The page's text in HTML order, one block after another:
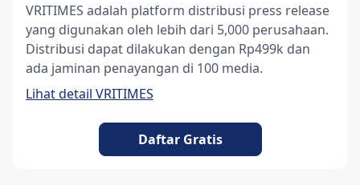
VRITIMES adalah platform distribusi press release
yang digunakan oleh lebih dari 5,000 perusahaan.
Distribusi dapat dilakukan dengan Rp499k dan
ada jaminan penayangan di 100 media.
Lihat detail VRITIMES
Daftar Gratis